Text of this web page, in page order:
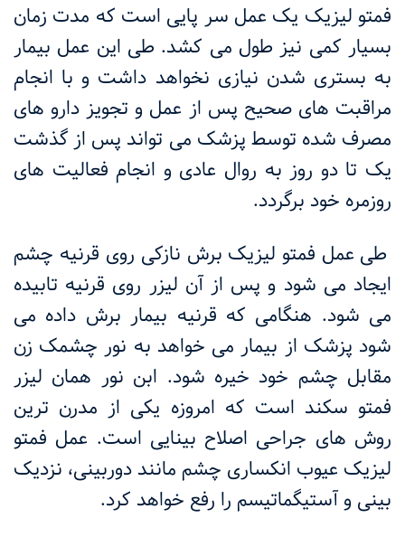
فمتو لیزیک یک عمل سر پایی است که مدت زمان
بسیار کمی نیز طول می کشد. طی این عمل بیمار
به بستری شدن نیازی نخواهد داشت و با انجام
مراقبت های صحیح پس از عمل و تجویز دارو های
مصرف شده توسط پزشک می تواند پس از گذشت
یک تا دو روز به روال عادی و انجام فعالیت های
روزمره خود برگردد.
طی عمل فمتو لیزیک برش نازکی روی قرنیه چشم
ایجاد می شود و پس از آن لیزر روی قرنیه تابیده
می شود. هنگامی که قرنیه بیمار برش داده می
شود پزشک از بیمار می خواهد به نور چشمک زن
مقابل چشم خود خیره شود. ابن نور همان لیزر
فمتو سکند است که امروزه یکی از مدرن ترین
روش های جراحی اصلاح بینایی است. عمل فمتو
لیزیک عیوب انکساری چشم مانند دوربینی، نزدیک
بینی و آستیگماتیسم را رفع خواهد کرد.